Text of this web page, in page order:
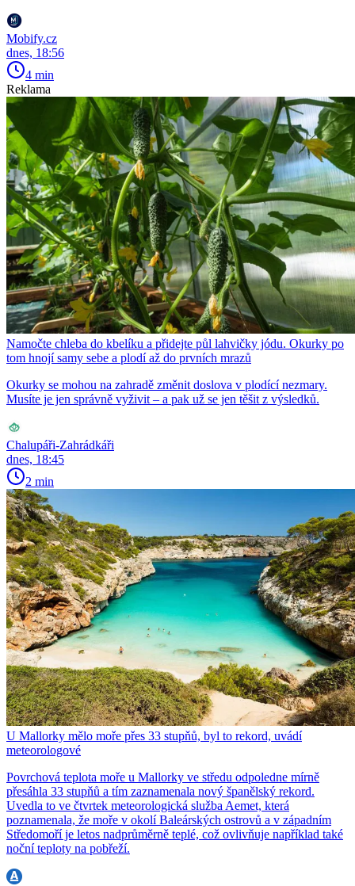
Mobify.cz
dnes, 18:56
4 min
Reklama
Namočte chleba do kbelíku a přidejte půl lahvičky jódu. Okurky po
tom hnojí samy sebe a plodí až do prvních mrazů
Okurky se mohou na zahradě změnit doslova v plodící nezmary.
Musíte je jen správně vyživit – a pak už se jen těšit z výsledků.
Chalupáři-Zahrádkáři
dnes, 18:45
2 min
U Mallorky mělo moře přes 33 stupňů, byl to rekord, uvádí
meteorologové
Povrchová teplota moře u Mallorky ve středu odpoledne mírně
přesáhla 33 stupňů a tím zaznamenala nový španělský rekord.
Uvedla to ve čtvrtek meteorologická služba Aemet, která
poznamenala, že moře v okolí Baleárských ostrovů a v západním
Středomoří je letos nadprůměrně teplé, což ovlivňuje například také
noční teploty na pobřeží.